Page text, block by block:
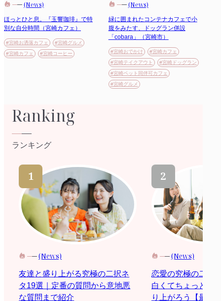
(News)
ほっとひと息。『玉響珈琲』で特
別な自分時間（宮崎カフェ）
#宮崎お洒落カフェ
#宮崎グルメ
#宮崎カフェ
#宮崎コーヒー
(News)
緑に囲まれたコンテナカフェで小
腹をみたす、ドッグラン併設
「cobara」（宮崎市）
#宮崎おでかけ
#宮崎カフェ
#宮崎テイクアウト
#宮崎ドッグラン
#宮崎ペット同伴可カフェ
#宮崎グルメ
Ranking
ランキング
(News)
友達と盛り上がる究極の二択ネ
タ19選｜定番の質問から意地悪
な質問まで紹介
(News)
恋愛の究極の二択
白くてちょっと際
り上がろう【最新